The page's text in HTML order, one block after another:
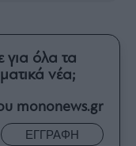
για όλα τα
νέα;
mononews.gr
ΕΓΓΡΑΦΗ